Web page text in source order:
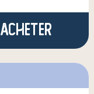
Acheter